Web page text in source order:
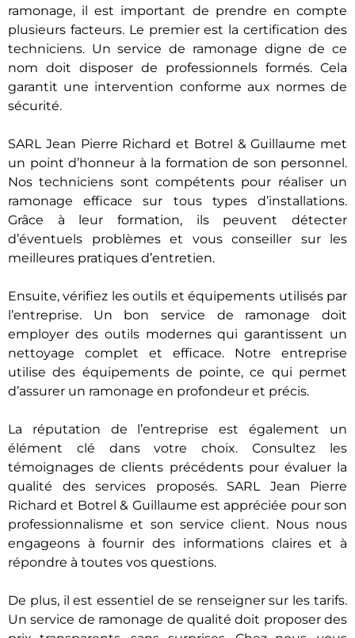
ramonage, il est important de prendre en compte
plusieurs facteurs. Le premier est la certification des
techniciens. Un service de ramonage digne de ce
nom doit disposer de professionnels formés. Cela
garantit une intervention conforme aux normes de
sécurité.
SARL Jean Pierre Richard et Botrel & Guillaume met
un point d’honneur à la formation de son personnel.
Nos techniciens sont compétents pour réaliser un
ramonage efficace sur tous types d’installations.
Grâce à leur formation, ils peuvent détecter
d’éventuels problèmes et vous conseiller sur les
meilleures pratiques d’entretien.
Ensuite, vérifiez les outils et équipements utilisés par
l’entreprise. Un bon service de ramonage doit
employer des outils modernes qui garantissent un
nettoyage complet et efficace. Notre entreprise
utilise des équipements de pointe, ce qui permet
d’assurer un ramonage en profondeur et précis.
La réputation de l’entreprise est également un
élément clé dans votre choix. Consultez les
témoignages de clients précédents pour évaluer la
qualité des services proposés. SARL Jean Pierre
Richard et Botrel & Guillaume est appréciée pour son
professionnalisme et son service client. Nous nous
engageons à fournir des informations claires et à
répondre à toutes vos questions.
De plus, il est essentiel de se renseigner sur les tarifs.
Un service de ramonage de qualité doit proposer des